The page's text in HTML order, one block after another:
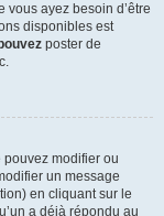
vous ayez besoin d’être
disponibles est
poster de
pouvez modifier ou
un message
en cliquant sur le
a déjà répondu au